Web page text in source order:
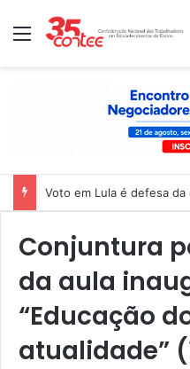
Menu
Voto em Lula é defesa
Conjuntura
da aula
“Educação
atualidade”